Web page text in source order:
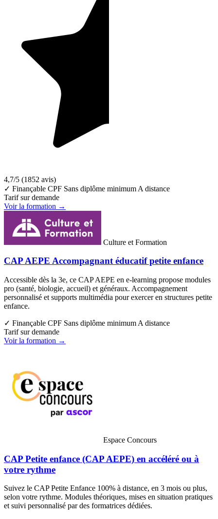
4,7/5 (1852 avis)
✓ Finançable CPF Sans diplôme minimum A distance
Tarif sur demande
Voir la formation →
Culture et Formation
CAP AEPE Accompagnant éducatif petite enfance
Accessible dès la 3e, ce CAP AEPE en e-learning propose modules
pro (santé, biologie, accueil) et généraux. Accompagnement
personnalisé et supports multimédia pour exercer en structures petite
enfance.
✓ Finançable CPF Sans diplôme minimum A distance
Tarif sur demande
Voir la formation →
Espace Concours
CAP Petite enfance (CAP AEPE) en accéléré ou à
votre rythme
Suivez le CAP Petite Enfance 100% à distance, en 3 mois ou plus,
selon votre rythme. Modules théoriques, mises en situation pratiques
et suivi personnalisé par des formatrices dédiées.